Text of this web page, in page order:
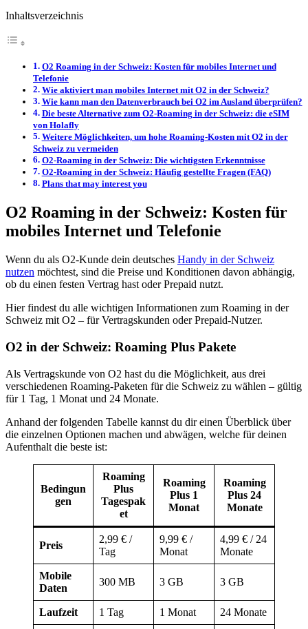
Inhaltsverzeichnis
O2 Roaming in der Schweiz: Kosten für mobiles Internet und
Telefonie
Wie aktiviert man mobiles Internet mit O2 in der Schweiz?
Wie kann man den Datenverbrauch bei O2 im Ausland überprüfen?
Die beste Alternative zum O2-Roaming in der Schweiz: die eSIM
von Holafly
Weitere Möglichkeiten, um hohe Roaming-Kosten mit O2 in der
Schweiz zu vermeiden
O2-Roaming in der Schweiz: Die wichtigsten Erkenntnisse
O2-Roaming in der Schweiz: Häufig gestellte Fragen (FAQ)
Plans that may interest you
O2 Roaming in der Schweiz: Kosten für
mobiles Internet und Telefonie
Wenn du als O2-Kunde dein deutsches Handy in der Schweiz
nutzen möchtest, sind die Preise und Konditionen davon abhängig,
ob du einen festen Vertrag hast oder Prepaid nutzt.
Hier findest du alle wichtigen Informationen zum Roaming in der
Schweiz mit O2 – für Vertragskunden oder Prepaid-Nutzer.
O2 in der Schweiz: Roaming Plus Pakete
Als Vertragskunde von O2 hast du die Möglichkeit, aus drei
verschiedenen Roaming-Paketen für die Schweiz zu wählen – gültig
für 1 Tag, 1 Monat und 24 Monate.
Anhand der folgenden Tabelle kannst du dir einen Überblick über
die einzelnen Optionen machen und abwägen, welche für deinen
Aufenthalt die beste ist:
Bedingun
gen
Roaming
Plus
Tagespak
et
Roaming
Plus 1
Monat
Roaming
Plus 24
Monate
Preis
2,99 € /
Tag
9,99 € /
Monat
4,99 € / 24
Monate
Mobile
Daten
300 MB 3 GB 3 GB
Laufzeit 1 Tag 1 Monat 24 Monate